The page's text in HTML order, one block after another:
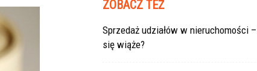
ZOBACZ TEŻ
Sprzedaż udziałów w nieruchomości
się wiąże?